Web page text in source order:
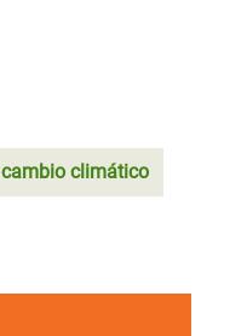
cambio climático